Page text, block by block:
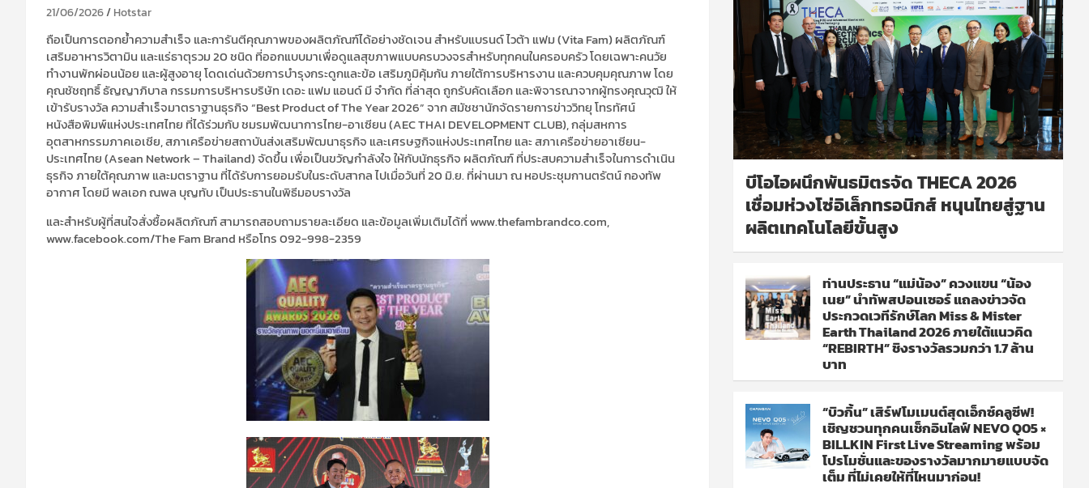
21/06/2026 Hotstar
ถือเป็นการตอกย้ำความสำเร็จ และการันตีคุณภาพของผลิตภัณฑ์ได้อย่างชัดเจน สำหรับแบรนด์ ไวต้า แฟม (Vita Fam) ผลิตภัณฑ์
เสริมอาหารวิตามิน และแร่ธาตุรวม 20 ชนิด ที่ออกแบบมาเพื่อดูแลสุขภาพแบบครบวงจรสำหรับทุกคนในครอบครัว โดยเฉพาะคนวัย
ทำงานพักผ่อนน้อย และผู้สูงอายุ โดดเด่นด้วยการบำรุงกระดูกและข้อ เสริมภูมิคุ้มกัน ภายใต้การบริหารงาน และควบคุมคุณภาพ โดย
คุณชัชฤทธิ์ ธัญญาภิบาล กรรมการบริหารบริษัท เดอะ แฟม แอนด์ มี จำกัด ที่ล่าสุด ถูกรับคัดเลือก และพิจารณาจากผู้ทรงคุณวุฒิ ให้
เข้ารับรางวัล ความสำเร็จมาตราฐานธุรกิจ “Best Product of The Year 2026” จาก สมัชชานักจัดรายการข่าววิทยุ โทรทัศน์
หนังสือพิมพ์แห่งประเทศไทย ที่ได้ร่วมกับ ชมรมพัฒนาการไทย-อาเซียน (AEC THAI DEVELOPMENT CLUB), กลุ่มสหการ
อุตสาหกรรมภาคเอเชีย, สภาเครือข่ายสถาบันส่งเสริมพัฒนาธุรกิจ และเศรษฐกิจแห่งประเทศไทย และ สภาเครือข่ายอาเซียน-
ประเทศไทย (Asean Network – Thailand) จัดขึ้น เพื่อเป็นขวัญกำลังใจ ให้กับนักธุรกิจ ผลิตภัณฑ์ ที่ประสบความสำเร็จในการดำเนิน
ธุรกิจ ภายใต้คุณภาพ และมตราฐาน ที่ได้รับการยอมรับในระดับสากล ไปเมื่อวันที่ 20 มิ.ย. ที่ผ่านมา ณ หอประชุมกานตรัตน์ กองทัพ
อากาศ โดยมี พลเอก ณพล บุญทับ เป็นประธานในพิธีมอบรางวัล
และสำหรับผู้ที่สนใจสั่งซื้อผลิตภัณฑ์ สามารถสอบถามรายละเอียด และข้อมูลเพิ่มเติมได้ที่ www.thefambrandco.com,
www.facebook.com/The Fam Brand หรือโทร 092-998-2359
บีโอไอผนึกพันธมิตรจัด THECA 2026
เชื่อมห่วงโซ่อิเล็กทรอนิกส์ หนุนไทยสู่ฐาน
ผลิตเทคโนโลยีขั้นสูง
ท่านประธาน “แม่น้อง” ควงแขน “น้อง
เนย” นำทัพสปอนเซอร์ แถลงข่าวจัด
ประกวดเวทีรักษ์โลก Miss & Mister
Earth Thailand 2026 ภายใต้แนวคิด
“REBIRTH” ชิงรางวัลรวมกว่า 1.7 ล้าน
บาท
“บิวกิ้น” เสิร์ฟโมเมนต์สุดเอ็กซ์คลูซีฟ!
เชิญชวนทุกคนเช็กอินไลฟ์ NEVO Q05 ×
BILLKIN First Live Streaming พร้อม
โปรโมชั่นและของรางวัลมากมายแบบจัด
เต็ม ที่ไม่เคยให้ที่ไหนมาก่อน!